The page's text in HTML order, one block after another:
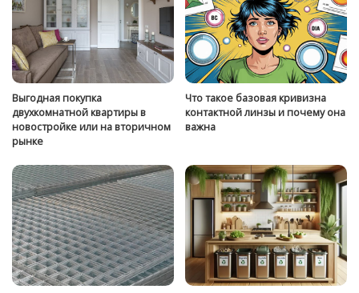
Выгодная покупка
двухкомнатной квартиры в
новостройке или на вторичном
рынке
Что такое базовая кривизна
контактной линзы и почему она
важна